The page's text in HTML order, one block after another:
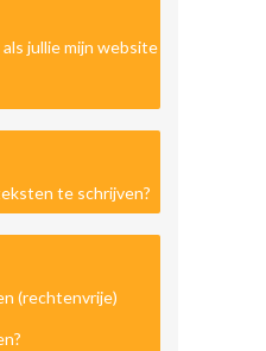
jullie mijn website
te schrijven?
(rechtenvrije)